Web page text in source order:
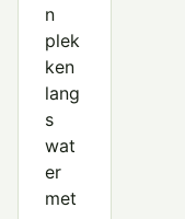
n
plek
ken
lang
s
wat
er
met